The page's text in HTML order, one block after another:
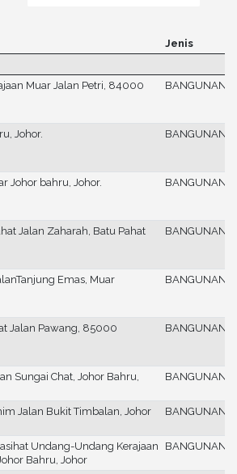
Jenis
Muar Jalan Petri, 84000
BANGUNAN
Johor. BANGUNAN
Johor bahru, Johor. BANGUNAN
Jalan Zaharah, Batu Pahat BANGUNAN
Emas, Muar BANGUNAN
Jalan Pawang, 85000
BANGUNAN
Sungai Chat, Johor Bahru,
BANGUNAN
Jalan Bukit Timbalan, Johor
BANGUNAN
Undang-Undang Kerajaan
Bahru, Johor
BANGUNAN